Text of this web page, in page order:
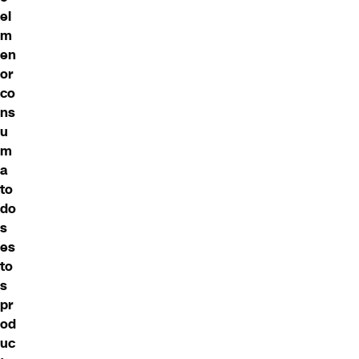
el
m
en
or
co
ns
u
m
a
to
do
s
es
to
s
pr
od
uc